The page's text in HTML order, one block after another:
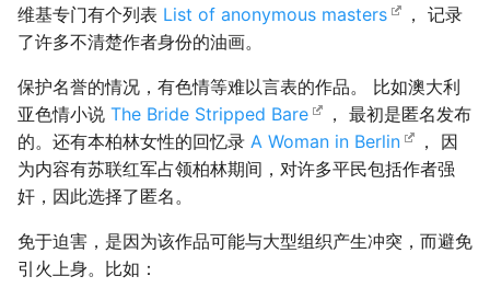
维基专门有个列表 List of anonymous masters
， 记录
了许多不清楚作者身份的油画。
保护名誉的情况，有色情等难以言表的作品。 比如澳大利
亚色情小说 The Bride Stripped Bare
， 最初是匿名发布
的。还有本柏林女性的回忆录 A Woman in Berlin
， 因
为内容有苏联红军占领柏林期间，对许多平民包括作者强
奸，因此选择了匿名。
免于迫害，是因为该作品可能与大型组织产生冲突，而避免
引火上身。比如：